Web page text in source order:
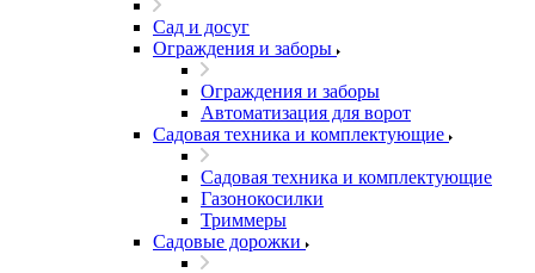
Сад и досуг
Ограждения и заборы
Ограждения и заборы
Автоматизация для ворот
Садовая техника и комплектующие
Садовая техника и комплектующие
Газонокосилки
Триммеры
Садовые дорожки